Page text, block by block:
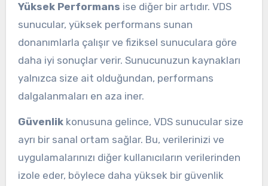
Yüksek Performans ise diğer bir artıdır. VDS
sunucular, yüksek performans sunan
donanımlarla çalışır ve fiziksel sunuculara göre
daha iyi sonuçlar verir. Sunucunuzun kaynakları
yalnızca size ait olduğundan, performans
dalgalanmaları en aza iner.
Güvenlikkonusuna gelince, VDS sunucular size
ayrı bir sanal ortam sağlar. Bu, verilerinizi ve
uygulamalarınızı diğer kullanıcıların verilerinden
izole eder, böylece daha yüksek bir güvenlik